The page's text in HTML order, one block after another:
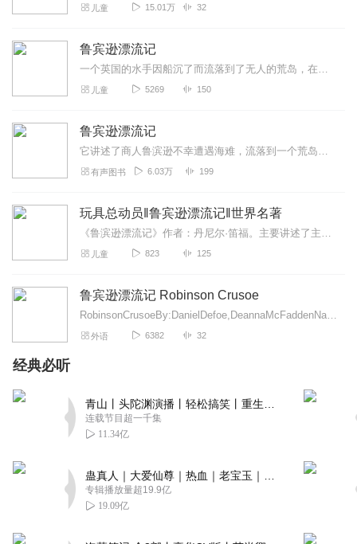
初霁_rainy
精彩！！！！！！好看
Foysho
女声很性感，好听好听好听好听
听友193611311
很不不错哦，谢谢！主播声音好好听。
听友222171311
我们不是生来就勇敢， 但也从不惧怕生活的刁难。 早安
听友348253390
2023-01-08
真的很好，有声有色，我有睡前听故事的习惯，我就听这些
回复 2022-12-07
儿童 15.01万 32
鲁宾逊漂流记
一个英国的水手因船沉了而流落到了无人的荒岛，在进退无路的情况下，他开始想办法自救——做木筏、造房子、种粮食、养牲畜……竭力投入到与大自然的抗争中去。他靠自己的双...
儿童 5269 150
鲁宾逊漂流记
它讲述了商人鲁滨逊不幸遭遇海难，流落到一个荒岛上，孤单地生活了二十八年的故事。我非常佩服鲁滨逊，他不屈不挠，在荒岛上，用自己的头脑和双手，盖房子、种粮食、养羊、...
有声图书 6.03万 199
玩具总动员‖鲁宾逊漂流记‖世界名著
《鲁滨逊漂流记》作者：丹尼尔·笛福。主要讲述了主人公鲁滨逊出生于一个中产阶级家庭，一生志在遨游四海的故事。鲁滨逊在一次航海的途中遇到风暴，只身漂流到一个无人的荒...
儿童 823 125
鲁宾逊漂流记 Robinson Crusoe
RobinsonCrusoeBy:DanielDefoe,DeannaMcFaddenNarratedby:RebeccaK.Reynolds...
外语 6382 32
经典必听
连载节目超一千集
11.34亿
专辑播放量超19.9亿
19.09亿